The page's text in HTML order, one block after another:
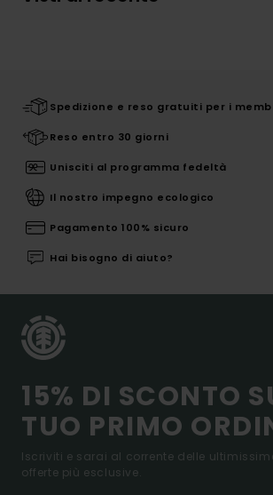
Spedizione e reso gratuiti per i
Reso entro 30 giorni
Unisciti al programma fedeltà
Il nostro impegno ecologico
Pagamento 100% sicuro
Hai bisogno di aiuto?
15% DI SCONTO
TUO PRIMO
Iscriviti e sarai al corrente delle
offerte più esclusive.